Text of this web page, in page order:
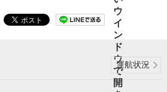
運航状況